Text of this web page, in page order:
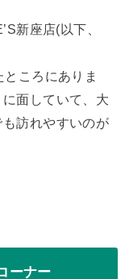
新座店(以下、
ころにありま
面していて、大
訪れやすいのが
ーナー